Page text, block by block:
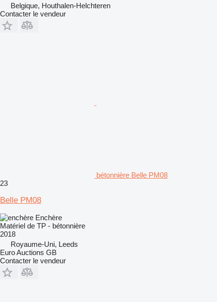
Belgique, Houthalen-Helchteren
Contacter le vendeur
bétonnière Belle PM08
23
Belle PM08
Enchère
Matériel de TP - bétonnière
2018
Royaume-Uni, Leeds
Euro Auctions GB
Contacter le vendeur